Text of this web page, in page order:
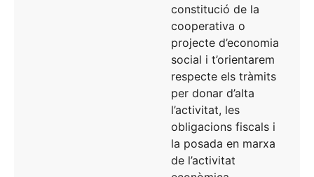
constitució de la
cooperativa o
projecte d’economia
social i t’orientarem
respecte els tràmits
per donar d’alta
l’activitat, les
obligacions fiscals i
la posada en marxa
de l’activitat